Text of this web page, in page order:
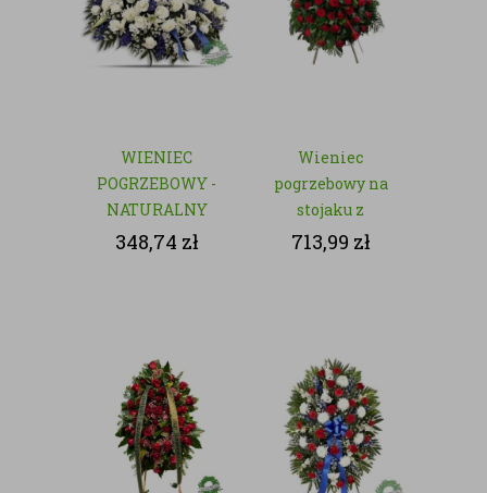
WIENIEC
POGRZEBOWY -
NATURALNY
348,74 zł
Wieniec
pogrzebowy na
stojaku z
czerwonych róż
713,99 zł